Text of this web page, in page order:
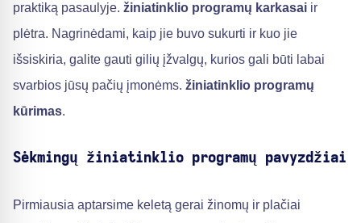
praktiką pasaulyje. žiniatinklio programų karkasai ir
plėtra. Nagrinėdami, kaip jie buvo sukurti ir kuo jie
išsiskiria, galite gauti gilių įžvalgų, kurios gali būti labai
svarbios jūsų pačių įmonėms. žiniatinklio programų
kūrimas.
Sėkmingų žiniatinklio programų pavyzdžiai
Pirmiausia aptarsime keletą gerai žinomų ir plačiai